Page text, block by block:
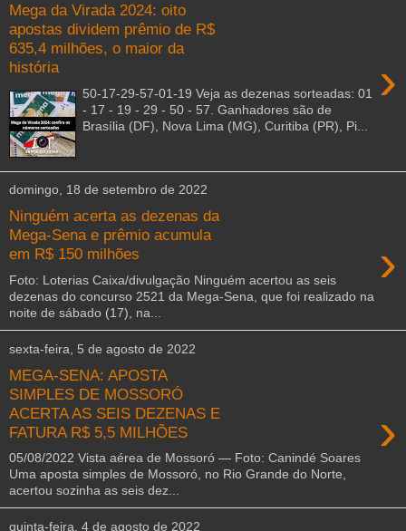
Mega da Virada 2024: oito
apostas dividem prêmio de R$
635,4 milhões, o maior da
história
›
50-17-29-57-01-19 Veja as dezenas sorteadas: 01
- 17 - 19 - 29 - 50 - 57. Ganhadores são de
Brasília (DF), Nova Lima (MG), Curitiba (PR), Pi...
domingo, 18 de setembro de 2022
Ninguém acerta as dezenas da
Mega-Sena e prêmio acumula
em R$ 150 milhões
›
Foto: Loterias Caixa/divulgação Ninguém acertou as seis
dezenas do concurso 2521 da Mega-Sena, que foi realizado na
noite de sábado (17), na...
sexta-feira, 5 de agosto de 2022
MEGA-SENA: APOSTA
SIMPLES DE MOSSORÓ
ACERTA AS SEIS DEZENAS E
FATURA R$ 5,5 MILHÕES
›
05/08/2022 Vista aérea de Mossoró — Foto: Canindé Soares
Uma aposta simples de Mossoró, no Rio Grande do Norte,
acertou sozinha as seis dez...
quinta-feira, 4 de agosto de 2022